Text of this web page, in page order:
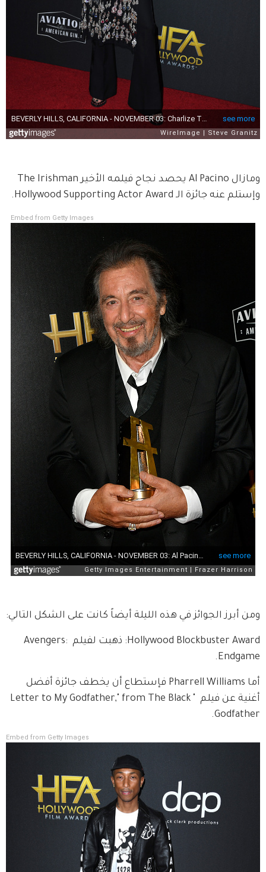
وإستلم عنه جائزة الـ Hollywood Supporting Actor Award.
Embed from Getty Images
ومن أبرز الجوائز في هذه الليلة أيضاً كانت على الشكل التالي:
Hollywood Blockbuster Award: ذهبت لفيلم Avengers:
Endgame.
أما Pharrell Williams فإستطاع أن يخطف جائزة أفضل
أغنية عن فيلم  "Letter to My Godfather," from The Black
Godfather.
Embed from Getty Images